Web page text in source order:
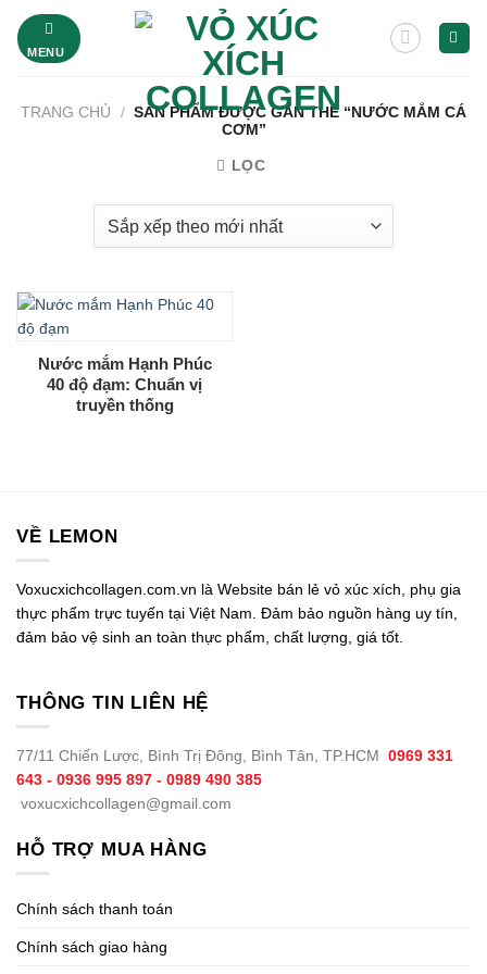
qua
MENU
TRANG CHỦ / SẢN PHẨM ĐƯỢC GẮN THẺ “NƯỚC MẮM CÁ
CƠM”
LỌC
Nước mắm Hạnh Phúc
40 độ đạm: Chuẩn vị
truyền thống
VỀ LEMON
Voxucxichcollagen.com.vn là Website bán lẻ vỏ xúc xích, phụ gia
thực phẩm trực tuyến tại Việt Nam. Đảm bảo nguồn hàng uy tín,
đảm bảo vệ sinh an toàn thực phẩm, chất lượng, giá tốt.
THÔNG TIN LIÊN HỆ
77/11 Chiến Lược, Bình Trị Đông, Bình Tân, TP.HCM 0969 331
643 - 0936 995 897 - 0989 490 385
voxucxichcollagen@gmail.com
HỖ TRỢ MUA HÀNG
Chính sách thanh toán
Chính sách giao hàng